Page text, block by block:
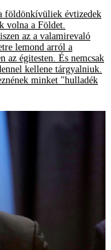
földönkívüliek évtizedek
volna a Földet.
az a valamirevaló
lemond arról a
az égitesten. És nemcsak
kellene tárgyalniuk.
minket "hulladék